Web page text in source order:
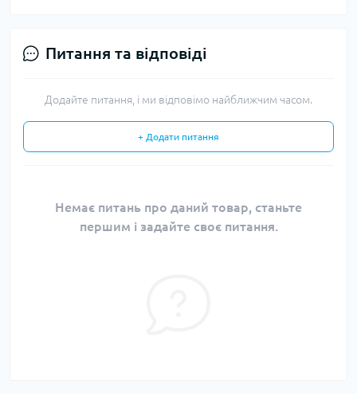
Питання та відповіді
Додайте питання, і ми відповімо найближчим часом.
+ Додати питання
Немає питань про даний товар, станьте
першим і задайте своє питання.